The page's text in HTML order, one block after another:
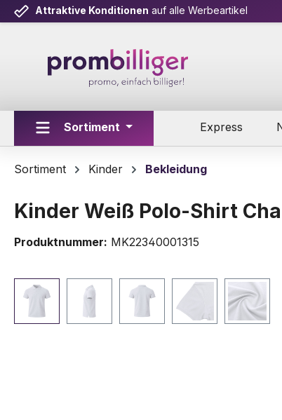
Hauptinhalt springen
Zur Suche springen
Zur Hauptnavigation springen
Attraktive Konditionen auf alle Werbeartikel
Sortiment Express
Sortiment Kinder Bekleidung
Kinder Weiß Polo-Shirt
Produktnummer: MK22340001315